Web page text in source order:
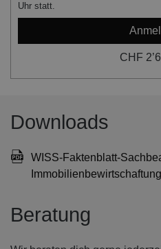
Uhr statt.
CHF
Downloads
WISS-Faktenblatt-
Beratung